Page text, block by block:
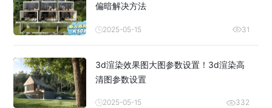
偏暗解决方法
2025-05-15 31
3d渲染效果图大图参数设置！3d渲染高
清图参数设置
2025-05-15 332